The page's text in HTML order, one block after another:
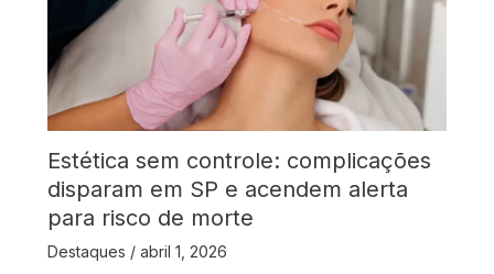
Estética sem controle: complicações
disparam em SP e acendem alerta
para risco de morte
Destaques / abril 1, 2026